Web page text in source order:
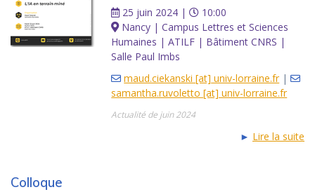
25 juin 2024 |
10:00
Nancy | Campus Lettres et Sciences
Humaines | ATILF | Bâtiment CNRS |
Salle Paul Imbs
maud.ciekanski [at] univ-lorraine.fr|
samantha.ruvoletto [at] univ-lorraine.fr
Actualité de juin 2024
► Lire la suite
Colloque